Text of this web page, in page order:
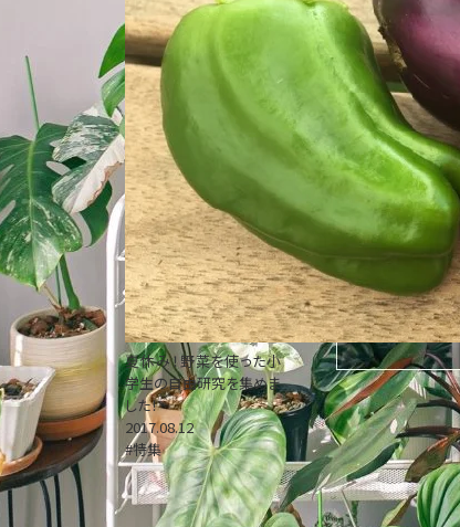
夏休み！野菜を使った小
学生の自由研究を集めま
した！
2017.08.12
#特集